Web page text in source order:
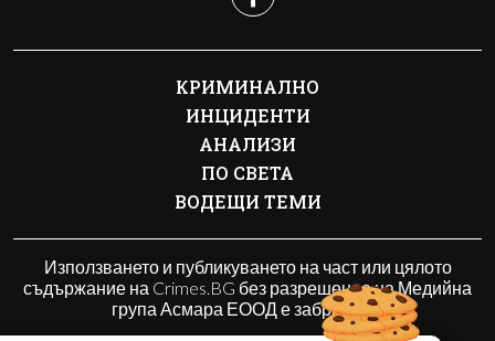
КРИМИНАЛНО
ИНЦИДЕНТИ
АНАЛИЗИ
ПО СВЕТА
ВОДЕЩИ ТЕМИ
Използването и публикуването на част или цялото
съдържание на Crimes.BG без разрешение на Медийна
група Асмара ЕООД е забранено.